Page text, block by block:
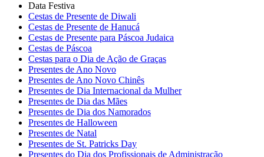
Data Festiva
Cestas de Presente de Diwali
Cestas de Presente de Hanucá
Cestas de Presente para Páscoa Judaica
Cestas de Páscoa
Cestas para o Dia de Ação de Graças
Presentes de Ano Novo
Presentes de Ano Novo Chinês
Presentes de Dia Internacional da Mulher
Presentes de Dia das Mães
Presentes de Dia dos Namorados
Presentes de Halloween
Presentes de Natal
Presentes de St. Patricks Day
Presentes do Dia dos Profissionais de Administração